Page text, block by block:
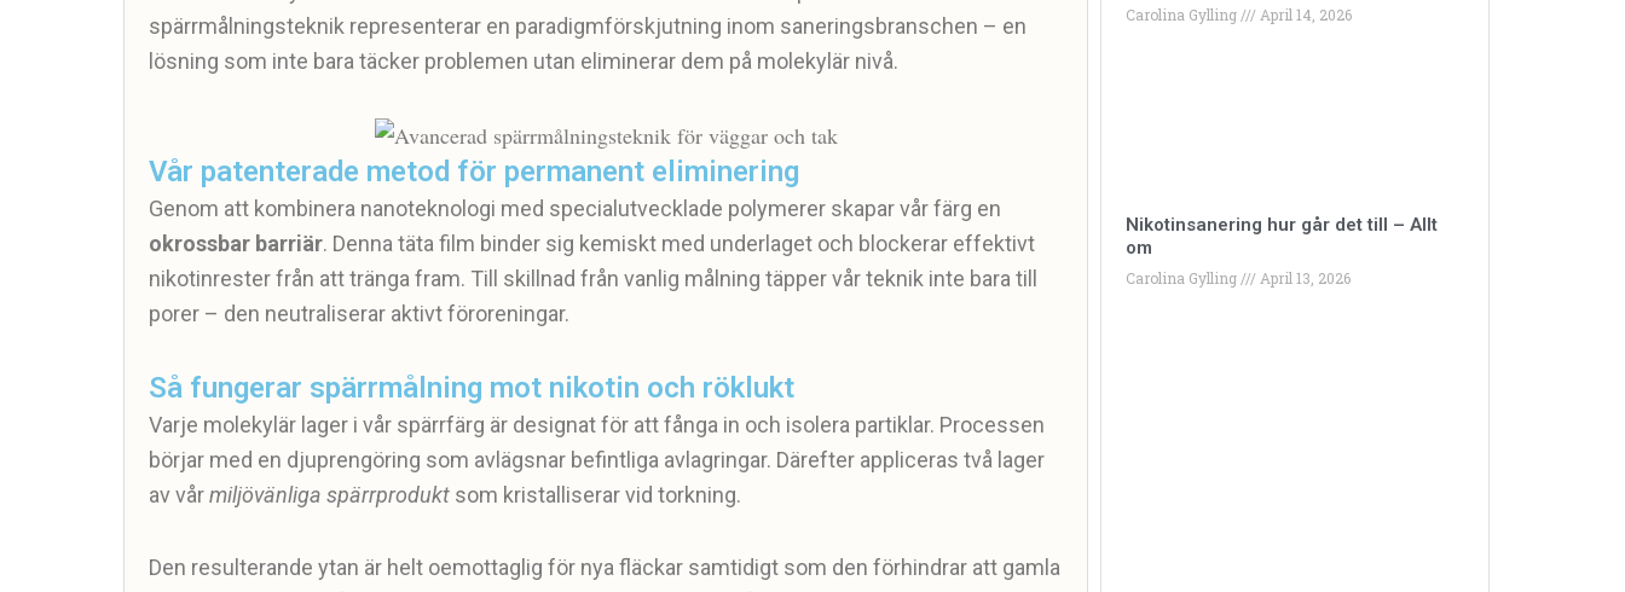
spärrmålningsteknik representerar en paradigmförskjutning inom saneringsbranschen – en
lösning som inte bara täcker problemen utan eliminerar dem på molekylär nivå.
Vår patenterade metod för permanent eliminering
Genom att kombinera nanoteknologi med specialutvecklade polymerer skapar vår färg en
okrossbar barriär. Denna täta film binder sig kemiskt med underlaget och blockerar effektivt
nikotinrester från att tränga fram. Till skillnad från vanlig målning täpper vår teknik inte bara till
porer – den neutraliserar aktivt föroreningar.
Så fungerar spärrmålning mot nikotin och röklukt
Varje molekylär lager i vår spärrfärg är designat för att fånga in och isolera partiklar. Processen
börjar med en djuprengöring som avlägsnar befintliga avlagringar. Därefter appliceras två lager
av vårmiljövänliga spärrprodukt som kristalliserar vid torkning.
Den resulterande ytan är helt oemottaglig för nya fläckar samtidigt som den förhindrar att gamla
Carolina Gylling April 14, 2026
Nikotinsanering hur går det till – Allt
om
Carolina Gylling April 13, 2026